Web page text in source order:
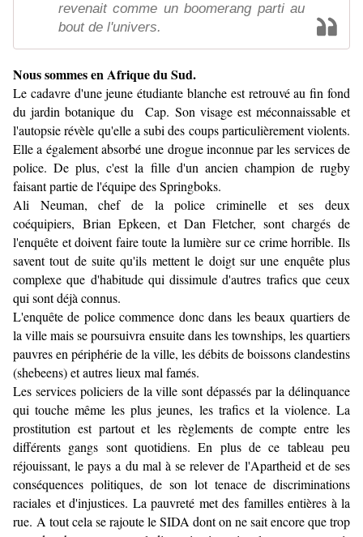
revenait comme un boomerang parti au
bout de l'univers.
Nous sommes en Afrique du Sud.
Le cadavre d'une jeune étudiante blanche est retrouvé au fin fond
du jardin botanique du Cap. Son visage est méconnaissable et
l'autopsie révèle qu'elle a subi des coups particulièrement violents.
Elle a également absorbé une drogue inconnue par les services de
police. De plus, c'est la fille d'un ancien champion de rugby
faisant partie de l'équipe des Springboks.
Ali Neuman, chef de la police criminelle et ses deux
coéquipiers, Brian Epkeen, et Dan Fletcher, sont chargés de
l'enquête et doivent faire toute la lumière sur ce crime horrible. Ils
savent tout de suite qu'ils mettent le doigt sur une enquête plus
complexe que d'habitude qui dissimule d'autres trafics que ceux
qui sont déjà connus.
L'enquête de police commence donc dans les beaux quartiers de
la ville mais se poursuivra ensuite dans les townships, les quartiers
pauvres en périphérie de la ville, les débits de boissons clandestins
(shebeens) et autres lieux mal famés.
Les services policiers de la ville sont dépassés par la délinquance
qui touche même les plus jeunes, les trafics et la violence. La
prostitution est partout et les règlements de compte entre les
différents gangs sont quotidiens. En plus de ce tableau peu
réjouissant, le pays a du mal à se relever de l'Apartheid et de ses
conséquences politiques, de son lot tenace de discriminations
raciales et d'injustices. La pauvreté met des familles entières à la
rue. A tout cela se rajoute le SIDA dont on ne sait encore que trop